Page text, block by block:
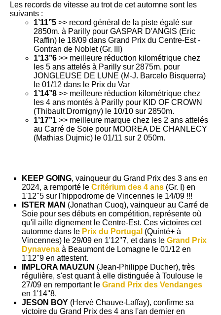
Les records de vitesse au trot de cet automne sont les
suivants :
1’11’’5 >> record général de la piste égalé sur
2850m. à Parilly pour GASPAR D'ANGIS (Eric
Raffin) le 18/09 dans Grand Prix du Centre-Est -
Gontran de Noblet (Gr. III)
1’13’’6 >> meilleure réduction kilométrique chez
les 5 ans attelés à Parilly sur 2875m. pour
JONGLEUSE DE LUNE (M-J. Barcelo Bisquerra)
le 01/12 dans le Prix du Var
1’14’’8 >> meilleure réduction kilométrique chez
les 4 ans montés à Parilly pour KID OF CROWN
(Thibault Dromigny) le 10/10 sur 2850m.
1’17’’1 >> meilleure marque chez les 2 ans attelés
au Carré de Soie pour MOOREA DE CHANLECY
(Mathias Dujmic) le 01/11 sur 2 050m.
KEEP GOING, vainqueur du Grand Prix des 3 ans en
2024, a remporté le Critérium des 4 ans (Gr. I) en
1'12''5 sur l'hippodrome de Vincennes le 14/09 !!!
ISTER MAN (Jonathan Cuoq), vainqueur au Carré de
Soie pour ses débuts en compétition, représente où
qu'il aille dignement le Centre-Est. Ces victoires cet
automne dans le Prix du Portugal (Quinté+ à
Vincennes) le 29/09 en 1'12''7, et dans le Grand Prix
Dynavena à Beaumont de Lomagne le 01/12 en
1'12''9 en attestent.
IMPLORA MAUZUN (Jean-Philippe Ducher), très
régulière, s'est quant à elle distinguée à Toulouse le
27/09 en remportant le Grand Prix des Vendanges
en 1'14''8.
JESON BOY (Hervé Chauve-Laffay), confirme sa
victoire du Grand Prix des 4 ans l'an dernier en